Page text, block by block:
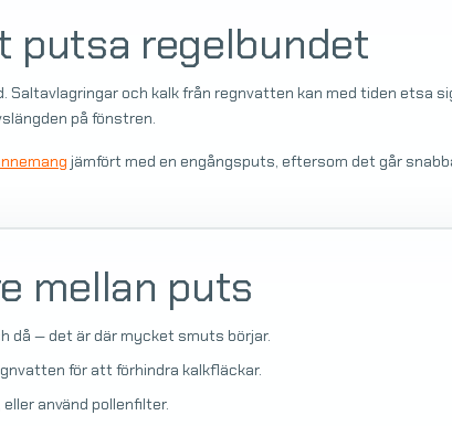
putsa regelbundet
Saltavlagringar och kalk från regnvatten kan med tiden etsa
på fönstren.
jämfört med en engångsputs, eftersom det går
mellan puts
då — det är där mycket smuts börjar.
för att förhindra kalkfläckar.
använd pollenfilter.